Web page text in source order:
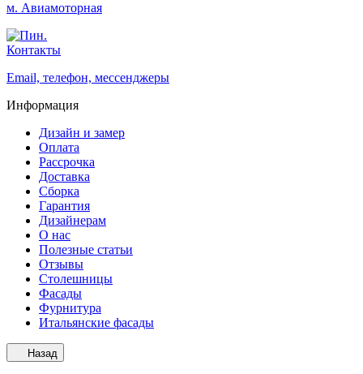
м. Авиамоторная
Контакты
Email, телефон, мессенджеры
Информация
Дизайн и замер
Оплата
Рассрочка
Доставка
Сборка
Гарантия
Дизайнерам
О нас
Полезные статьи
Отзывы
Столешницы
Фасады
Фурнитура
Итальянские фасады
Назад